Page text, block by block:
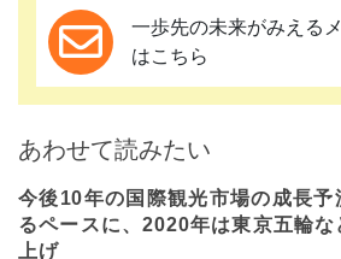
一歩先の未来がみえる
はこちら
あわせて読みたい
今後10年の国際観光市場の成長予
るペースに、2020年は東京五輪な
上げ